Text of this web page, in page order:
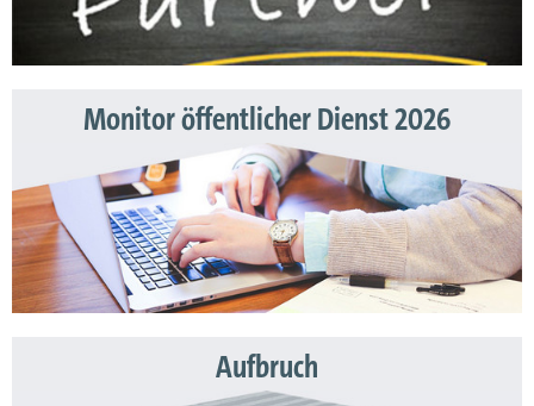
Monitor öffentlicher Dienst 2026
Aufbruch